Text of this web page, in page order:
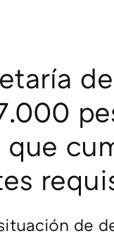
que
de